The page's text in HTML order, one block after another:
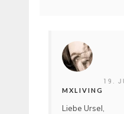
MXLIVING
19.
Liebe Ursel,